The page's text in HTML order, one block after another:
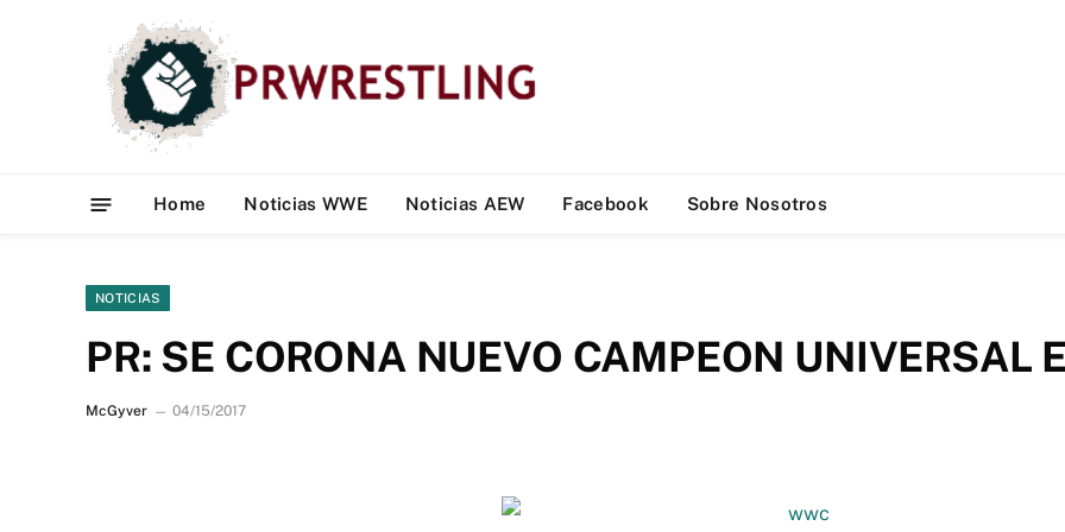
Home Noticias WWE Noticias AEW Facebook Sobre Nosotros
NOTICIAS
PR: SE CORONA NUEVO CAMPEON UNIVERSAL
McGyver 04/15/2017